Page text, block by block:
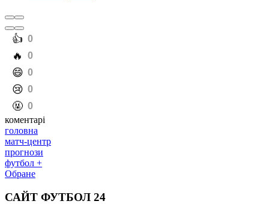
️👍 0
️🔥 0
️😄 0
️😢 0
️🤬 0
коментарі
головна
матч-центр
прогнози
футбол +
Обране
САЙТ ФУТБОЛ 24